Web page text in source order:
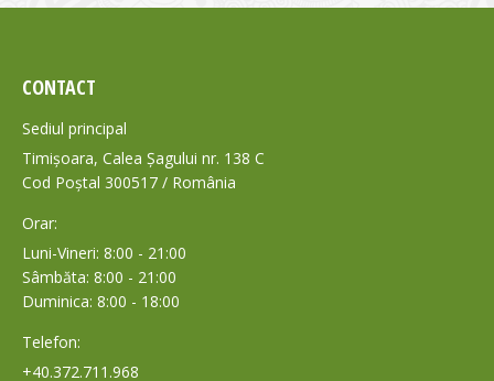
CONTACT
Sediul principal
Timișoara, Calea Șagului nr. 138 C
Cod Poștal 300517 / România
Orar:
Luni-Vineri: 8:00 - 21:00
Sâmbăta: 8:00 - 21:00
Duminica: 8:00 - 18:00
Telefon:
+40.372.711.968